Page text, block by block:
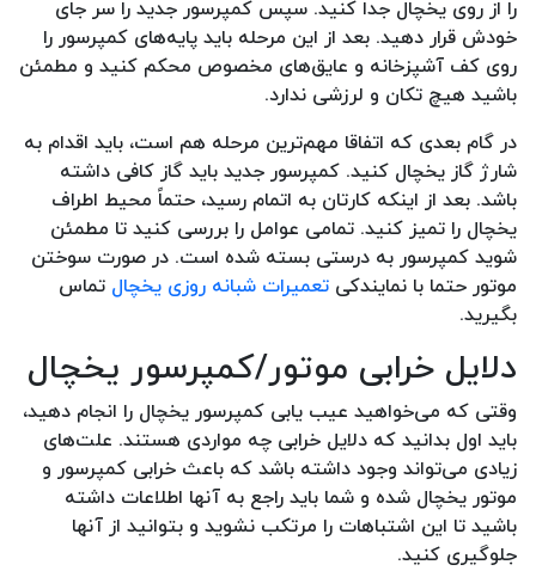
را از روی یخچال جدا کنید‌‌. سپس کمپرسور جدید را سر جای
خودش قرار دهید‌. بعد از این مرحله باید پایه‌های کمپرسور را
روی کف آشپزخانه و عایق‌های مخصوص محکم کنید و مطمئن
باشید هیچ تکان و لرزشی ندارد.
در گام بعدی که اتفاقا مهم‌ترین مرحله هم است، باید اقدام به
شارژ گاز یخچال کنید. کمپرسور جدید باید گاز کافی داشته
باشد. بعد از اینکه کارتان به اتمام رسید، حتماً محیط اطراف
یخچال را تمیز کنید. تمامی عوامل را بررسی کنید تا مطمئن
شوید کمپرسور به درستی بسته شده است. در صورت سوختن
موتور حتما با نمایندکی تعمیرات شبانه روزی یخچال تماس
بگیرید.
دلایل خرابی موتور/کمپرسور یخچال
وقتی که می‌خواهید عیب یابی کمپرسور یخچال را انجام دهید،
باید اول بدانید که دلایل خرابی چه مواردی هستند. علت‌های
زیادی می‌تواند وجود داشته باشد که باعث خرابی کمپرسور و
موتور یخچال شده و شما باید راجع به آنها اطلاعات داشته
باشید تا این اشتباهات را مرتکب نشوید و بتوانید از آنها
جلوگیری کنید.